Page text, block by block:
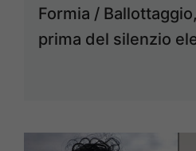
Formia /
prima del silenzio